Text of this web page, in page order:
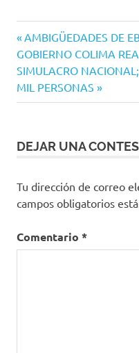
Navegación
de
entradas
Entrada
anterior:
AMBIGÜEDADES DE
Siguiente
entrada:
GOBIERNO COLIMA
SIMULACRO
MIL PERSONAS
DEJAR UNA
Tu dirección de correo
campos obligatorios
Comentario *